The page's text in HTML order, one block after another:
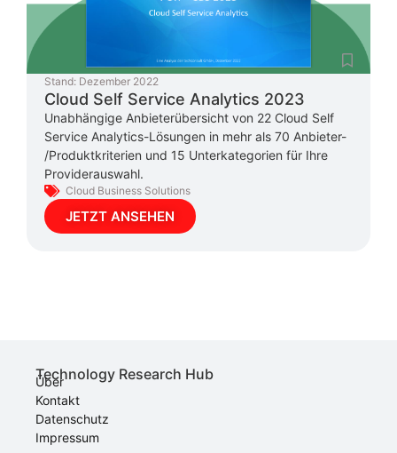
Stand: Dezember 2022
Cloud Self Service Analytics 2023
Unabhängige Anbieterübersicht von 22 Cloud Self
Service Analytics-Lösungen in mehr als 70 Anbieter-
/Produktkriterien und 15 Unterkategorien für Ihre
Providerauswahl.
Cloud Business Solutions
JETZT ANSEHEN
Technology Research Hub
Über
Kontakt
Datenschutz
Impressum